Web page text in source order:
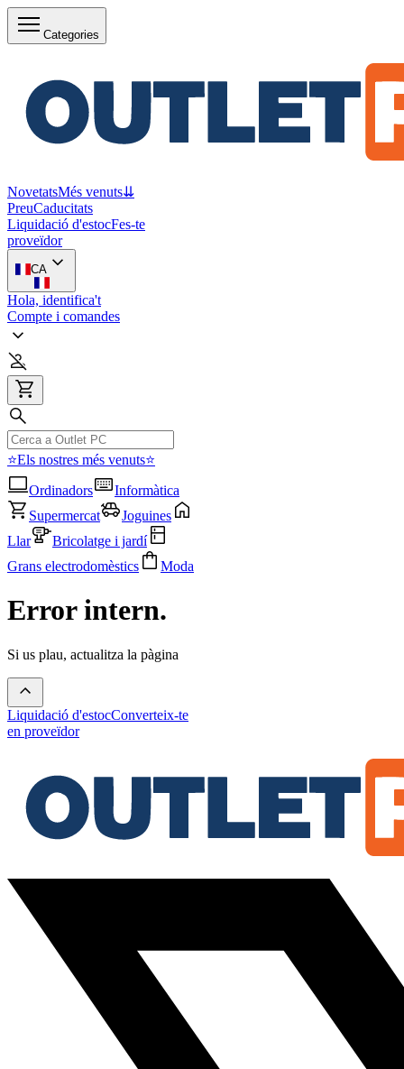
Categories
NovetatsMés venuts⇊
PreuCaducitats
Liquidació d'estocFes-te
proveïdor
CA
Hola, identifica't
Compte i comandes
⭐Els nostres més venuts⭐
Ordinadors
Informàtica
Supermercat
Joguines
Llar
Bricolatge i jardí
Grans electrodomèstics
Moda
Error intern.
Si us plau, actualitza la pàgina
Liquidació d'estocConverteix-te
en proveïdor